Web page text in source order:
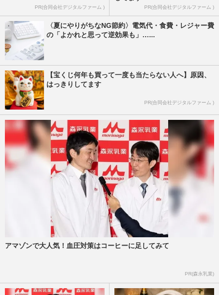
PR(合同会社デジタルファーム ) PR(合同会社デジタルファーム )
〈夏にやりがちなNG節約〉電気代・食費・レジャー費
の「よかれと思って逆効果も」…...
【宝くじ何年も買って一度も当たらない人へ】原因、
はっきりしてます
PR(合同会社デジタルファーム )
アマゾンで大人気！血圧対策はコーヒーに足してみて
PR(森永乳業)